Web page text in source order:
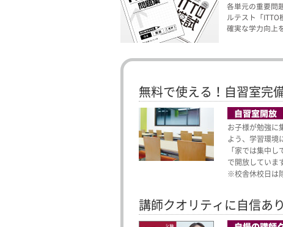
各単元の重要問
ルテスト「ITTO
確実な学力向上
無料で使える！自習室完備
お子様が勉強に
よう、学習環境
「家では集中
で開放していま
※校舎休校日は
講師クオリティに自信あ